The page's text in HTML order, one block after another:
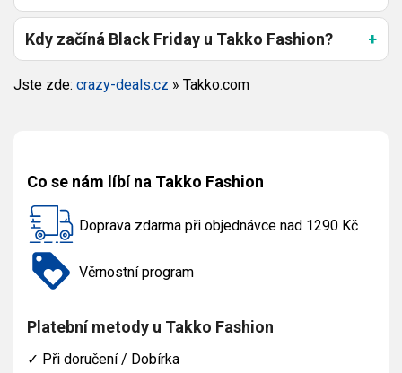
Kdy začíná Black Friday u Takko Fashion?
Jste zde: crazy-deals.cz » Takko.com
Co se nám líbí na Takko Fashion
Doprava zdarma při objednávce nad 1290 Kč
Věrnostní program
Platební metody u Takko Fashion
✓ Při doručení / Dobírka